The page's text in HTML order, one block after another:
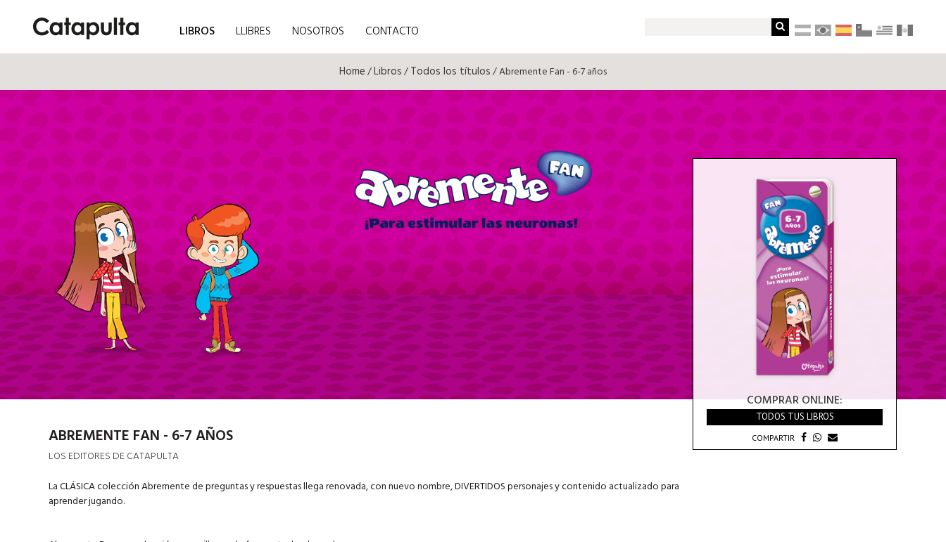
LIBROS LLIBRES NOSOTROS CONTACTO
Home/Libros/Todos los títulos/ Abremente Fan - 6-7 años
COMPRAR ONLINE:
TODOS TUS LIBROS
COMPARTIR
ABREMENTE FAN - 6-7 AÑOS
LOS EDITORES DE CATAPULTA
La CLÁSICA colección Abremente de preguntas y respuestas llega renovada, con nuevo nombre, DIVERTIDOS personajes y contenido actualizado para
aprender jugando.